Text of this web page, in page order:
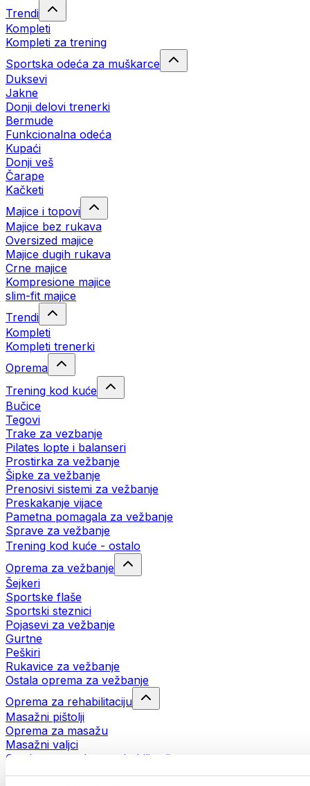
Trendi
Kompleti
Kompleti za trening
Sportska odeća za muškarce
Duksevi
Jakne
Donji delovi trenerki
Bermude
Funkcionalna odeća
Kupaći
Donji veš
Čarape
Kačketi
Majice i topovi
Majice bez rukava
Oversized majice
Majice dugih rukava
Crne majice
Kompresione majice
slim-fit majice
Trendi
Kompleti
Kompleti trenerki
Oprema
Trening kod kuće
Bučice
Tegovi
Trake za vezbanje
Pilates lopte i balanseri
Prostirka za vežbanje
Šipke za vežbanje
Prenosivi sistemi za vežbanje
Preskakanje vijace
Pametna pomagala za vežbanje
Sprave za vežbanje
Trening kod kuće - ostalo
Oprema za vežbanje
Šejkeri
Sportske flaše
Sportski steznici
Pojasevi za vežbanje
Gurtne
Peškiri
Rukavice za vežbanje
Ostala oprema za vežbanje
Oprema za rehabilitaciju
Masažni pištolji
Oprema za masažu
Masažni valjci
Ostala pomagala za rehabilitaciju
Torbe i rančevi